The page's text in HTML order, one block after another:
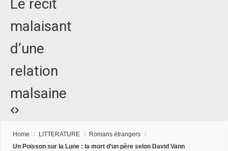
Le récit
malaisant
d’une
relation
malsaine
Home / LITTERATURE / Romans étrangers /
Un Poisson sur la Lune : la mort d’un père selon David Vann